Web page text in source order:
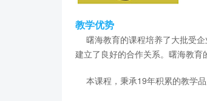
教学优势
曙海教育的课程培养了大批受
建立了良好的合作关系。曙海教育
本课程，秉承19年积累的教学品